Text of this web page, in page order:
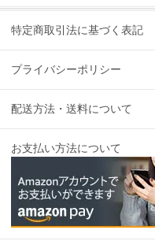
特定商取引法に基づく表記
プライバシーポリシー
配送方法・送料について
お支払い方法について